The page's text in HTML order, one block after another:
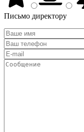
Письмо директору